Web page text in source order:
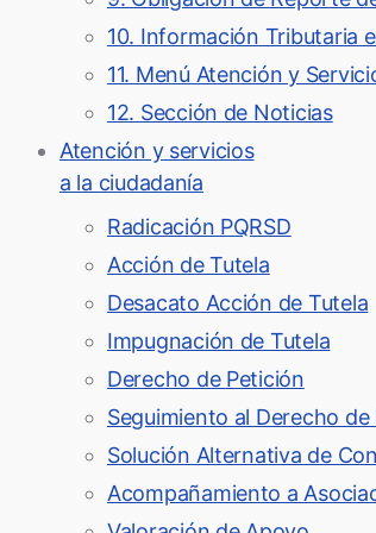
10. Información Tributaria
11. Menú Atención y
12. Sección de Noticias
Atención y servicios
a la ciudadanía
Radicación PQRSD
Acción de Tutela
Desacato Acción de Tutela
Impugnación de Tutela
Derecho de Petición
Seguimiento al Derecho de
Solución Alternativa de
Acompañamiento a